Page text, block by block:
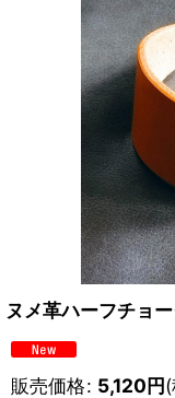
ヌメ革ハーフチョ
販売価格: 5,120円